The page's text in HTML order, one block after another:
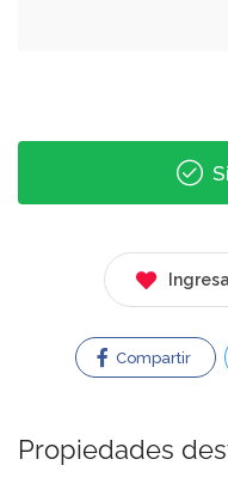
Compartir
Propiedades